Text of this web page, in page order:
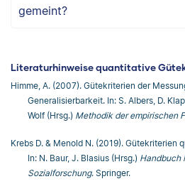
gemeint?
Literaturhinweise quantitative
Himme, A. (2007). Gütekriterien der
Generalisierbarkeit. In: S. Albers, D.
Wolf (Hrsg.) Methodik der empirischen
Krebs D. & Menold N. (2019). Gütekriterien
In: N. Baur, J. Blasius (Hrsg.) Handbuch
Sozialforschung. Springer.